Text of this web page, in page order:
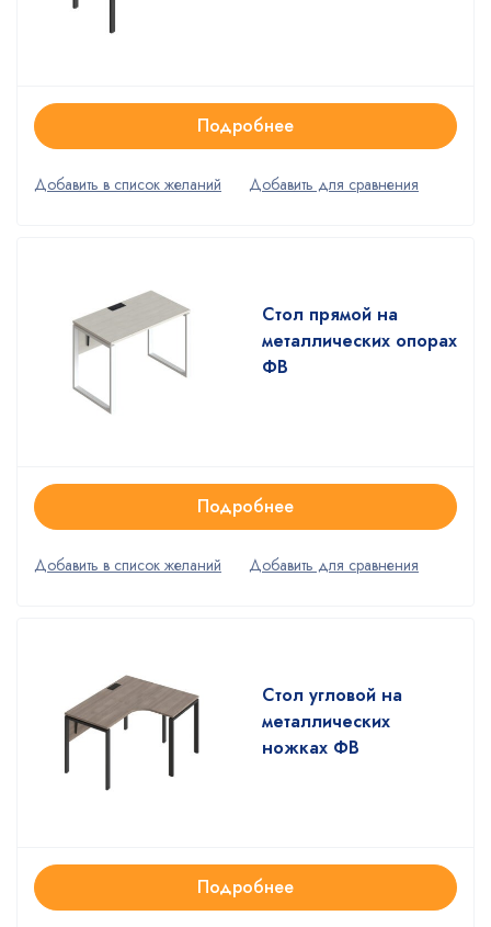
Подробнее
Стол прямой на
металлических опорах
ФВ
Подробнее
Стол угловой на
металлических
ножках ФВ
Подробнее